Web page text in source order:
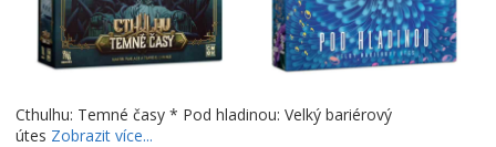
Cthulhu: Temné časy * Pod hladinou: Velký bariérový
útes Zobrazit více...